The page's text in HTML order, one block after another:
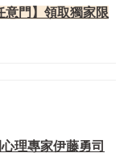
門】領取獨家限
理專家伊藤勇司